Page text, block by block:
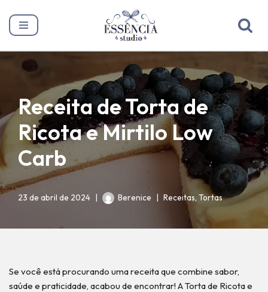
Pular
o
conteúdo
Receita de Torta de
Ricota e Mirtilo Low
Carb
23 de abril de 2024 Berenice Receitas, Tortas
Se você está procurando uma receita que combine sabor,
saúde e praticidade, acabou de encontrar! A Torta de Ricota e